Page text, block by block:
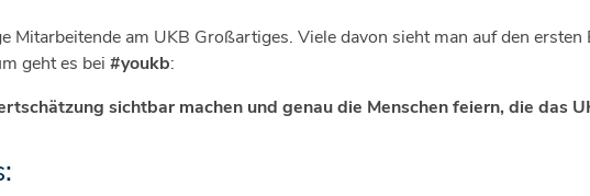
Mitarbeitende am UKB Großartiges. Viele davon sieht man auf den
geht es bei #youkb:
sichtbar machen und genau die Menschen feiern, die das